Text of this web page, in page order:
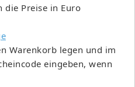
die Preise in Euro
Warenkorb legen und im
eingeben, wenn